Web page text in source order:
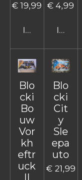
€ 19,99
In
€ 4,99
In
Blo
cki
Bo
uw
Vor
kh
eftr
uck
II
Blo
cki
Cit
y
Sle
epa
uto
€ 21,99